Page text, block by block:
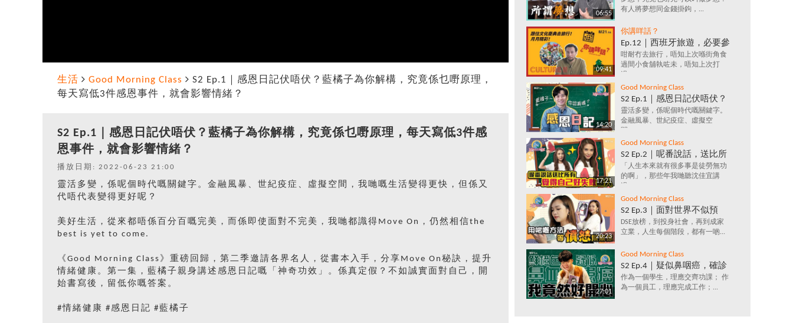
生活 Good Morning Class
S2 Ep.1｜感恩日記伏唔伏？藍橘子為你解構，究竟係乜嘢原理，
每天寫低3件感恩事件，就會影響情緒？
S2 Ep.1｜感恩日記伏唔伏？藍橘子為你解構，究竟係乜嘢原理，每天寫低3件感
恩事件，就會影響情緒？
播放日期: 2022-06-23 21:00
靈活多變，係呢個時代嘅關鍵字。金融風暴、世紀疫症、虛擬空間，我哋嘅生活變得更快，但係又
代唔代表變得更好呢？
美好生活，從來都唔係百分百嘅完美，而係即使面對不完美，我哋都識得Move On，仍然相信the
best is yet to come.
《Good Morning Class》重磅回歸，第二季邀請各界名人，從書本入手，分享Move On秘訣，提升
情緒健康。第一集，藍橘子親身講述感恩日記嘅「神奇功效」。係真定假？不如誠實面對自己，開
始書寫後，留低你嘅答案。
#情緒健康 #感恩日記 #藍橘子
06:55
夢=金錢+金錢+金錢？
有人將夢想同金錢掛鉤，...
09:41
你講咩話？
Ep.12｜西班牙旅遊，必要參
加的文化慶典活動✈️ 跟住節
日去旅行～月月精彩！
咁耐冇去旅行，唔知上次喺街角食
過間小食舖執咗未，唔知上次打
14:20
Good Morning Class
S2 Ep.1｜感恩日記伏唔伏？
藍橘子為你解構，究竟係乜
嘢原理，每天寫低3件感恩
靈活多變，係呢個時代嘅關鍵字。
金融風暴、世紀疫症、虛擬空
17:21
Good Morning Class
S2 Ep.2｜呢番說話，送比所
有覺得自己好失敗嘅人｜放
棄好唔好？堅持值唔值？人
「人生本來就有很多事是徒勞無功
的啊」，那些年我哋聽沈佳宜講
20:23
Good Morning Class
S2 Ep.3｜面對世界不似預
期，我要保持憤怒？｜負面
情緒背後鮮為人知的含義，
DSE放榜，到投身社會，再到成家
立業，人生每個階段，都有一啲...
27:01
Good Morning Class
S2 Ep.4｜疑似鼻咽癌，確診
抑鬱症，究竟點解會咁？唔
洗睇醫生，唔洗食藥，都可
作為一個學生，理應交齊功課； 作
為一個員工，理應完成工作；...